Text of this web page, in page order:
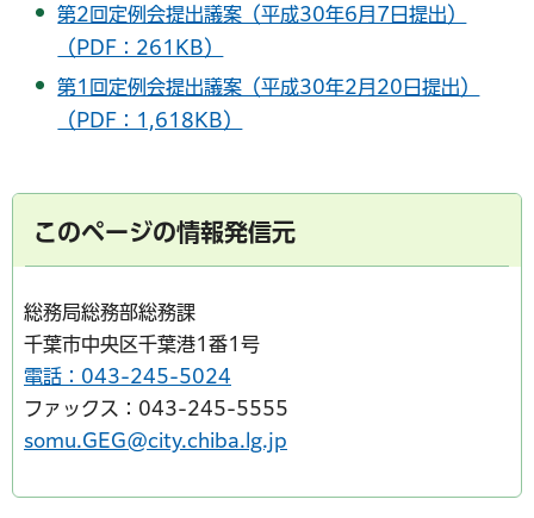
第2回定例会提出議案（平成30年6月7日提出）
（PDF：261KB）
第1回定例会提出議案（平成30年2月20日提出）
（PDF：1,618KB）
このページの情報発信元
総務局総務部総務課
千葉市中央区千葉港1番1号
電話：043-245-5024
ファックス：043-245-5555
somu.GEG@city.chiba.lg.jp